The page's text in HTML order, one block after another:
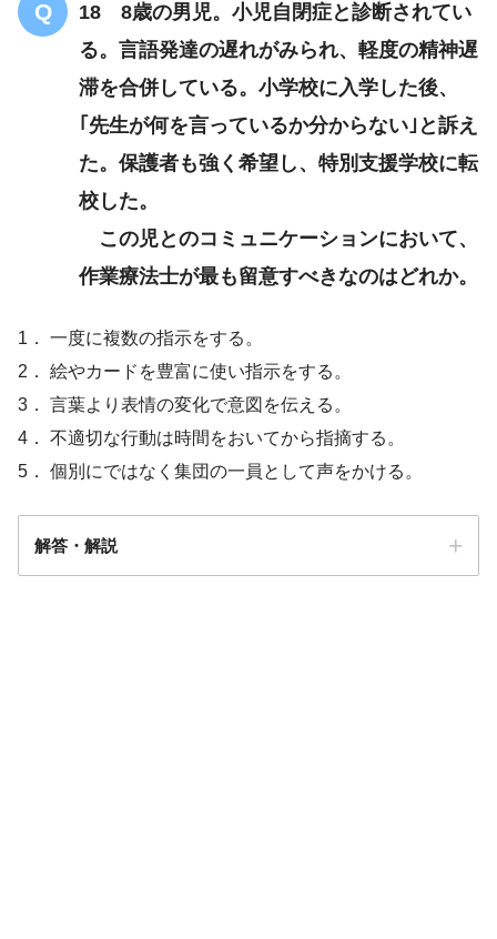
18 8歳の男児。小児自閉症と診断されてい
る。言語発達の遅れがみられ、軽度の精神遅
滞を合併している。小学校に入学した後、
｢先生が何を言っているか分からない｣と訴え
た。保護者も強く希望し、特別支援学校に転
校した。
この児とのコミュニケーションにおいて、
作業療法士が最も留意すべきなのはどれか。
1． 一度に複数の指示をする。
2． 絵やカードを豊富に使い指示をする。
3． 言葉より表情の変化で意図を伝える。
4． 不適切な行動は時間をおいてから指摘する。
5． 個別にではなく集団の一員として声をかける。
解答・解説